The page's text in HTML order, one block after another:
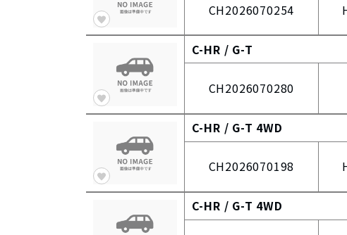
CH2026070254
C-HR / G-T
CH2026070280
C-HR / G-T 4WD
CH2026070198
C-HR / G-T 4WD